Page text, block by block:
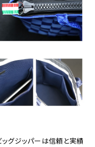
ッグジッパーは信頼と実績